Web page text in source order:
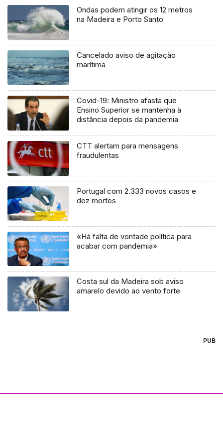
Ondas podem atingir os 12 metros
na Madeira e Porto Santo
Cancelado aviso de agitação
marítima
Covid-19: Ministro afasta que
Ensino Superior se mantenha à
distância depois da pandemia
CTT alertam para mensagens
fraudulentas
Portugal com 2.333 novos casos e
dez mortes
«Há falta de vontade política para
acabar com pandemia»
Costa sul da Madeira sob aviso
amarelo devido ao vento forte
PUB